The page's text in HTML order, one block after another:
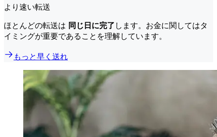
より速い転送
ほとんどの転送は 同じ日に完了 します。お金に関してはタ
イミングが重要であることを理解しています。
もっと早く送れ